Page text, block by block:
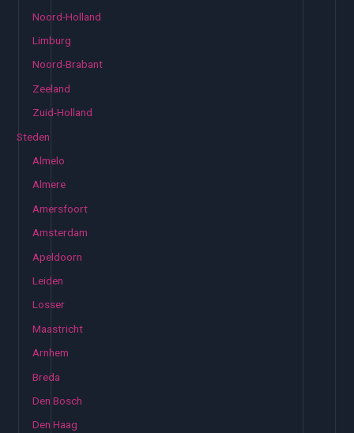
Noord-Holland
Limburg
Noord-Brabant
Zeeland
Zuid-Holland
Steden
Almelo
Almere
Amersfoort
Amsterdam
Apeldoorn
Leiden
Losser
Maastricht
Arnhem
Breda
Den Bosch
Den Haag